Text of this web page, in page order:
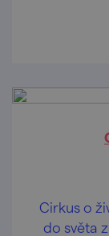
Cirkus o životě a
do světa